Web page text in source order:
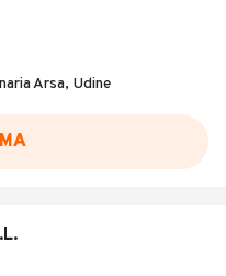
Arsa, Udine